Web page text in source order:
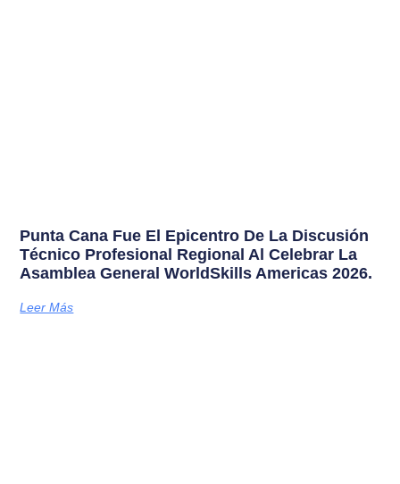
Punta Cana Fue El Epicentro De La Discusión
Técnico Profesional Regional Al Celebrar La
Asamblea General WorldSkills Americas 2026.
Leer Más